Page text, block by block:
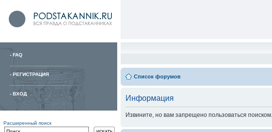
- FAQ
- РЕГИСТРАЦИЯ
- ВХОД
Расширенный поиск
Список форумов
Информация
Извините, но вам запрещено пользоваться поиском.